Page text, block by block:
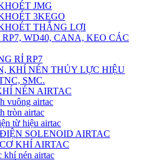
JMG
3KEGO
THẮNG LỢI
WD40, CANA, KEO CÁC
RỈ RP7
KHÍ NÉN THỦY LỰC HIỆU
SMC.
NÉN AIRTAC
vuông airtac
tròn airtac
từ hiệu airtac
SOLENOID AIRTAC
KHÍ AIRTAC
khí nén airtac